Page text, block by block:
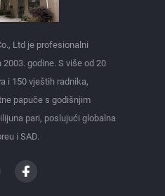
Ltd je profesionalni
godine. S više od 20
i 150 vještih radnika,
papuče s godišnjim
pari, poslujući globalna
i SAD.